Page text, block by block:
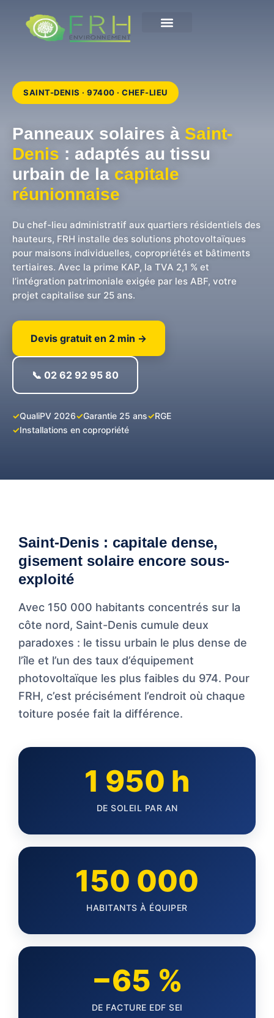
SAINT-DENIS · 97400 · CHEF-LIEU
Panneaux solaires à Saint-
Denis : adaptés au tissu
urbain de la capitale
réunionnaise
Du chef-lieu administratif aux quartiers résidentiels des
hauteurs, FRH installe des solutions photovoltaïques
pour maisons individuelles, copropriétés et bâtiments
tertiaires. Avec la prime KAP, la TVA 2,1 % et
l’intégration patrimoniale exigée par les ABF, votre
projet capitalise sur 25 ans.
Devis gratuit en 2 min →
📞 02 62 92 95 80
QualiPV 2026 Garantie 25 ans
RGE
Installations en copropriété
Saint-Denis : capitale dense,
gisement solaire encore sous-
exploité
Avec 150 000 habitants concentrés sur la
côte nord, Saint-Denis cumule deux
paradoxes : le tissu urbain le plus dense de
l’île et l’un des taux d’équipement
photovoltaïque les plus faibles du 974. Pour
FRH, c’est précisément l’endroit où chaque
toiture posée fait la différence.
1 950 h
DE SOLEIL PAR AN
150 000
HABITANTS À ÉQUIPER
−65 %
DE FACTURE EDF SEI